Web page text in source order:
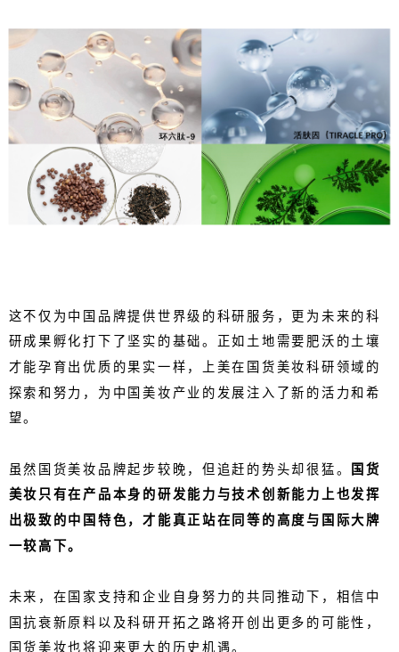
这不仅为中国品牌提供世界级的科研服务，更为未来的科
研成果孵化打下了坚实的基础。正如土地需要肥沃的土壤
才能孕育出优质的果实一样，上美在国货美妆科研领域的
探索和努力，为中国美妆产业的发展注入了新的活力和希
望。
虽然国货美妆品牌起步较晚，但追赶的势头却很猛。 国货
美妆只有在产品本身的研发能力与技术创新能力上也发挥
出极致的中国特色，才能真正站在同等的高度与国际大牌
一较高下。
未来，在国家支持和企业自身努力的共同推动下，相信中
国抗衰新原料以及科研开拓之路将开创出更多的可能性，
国货美妆也将迎来更大的历史机遇。